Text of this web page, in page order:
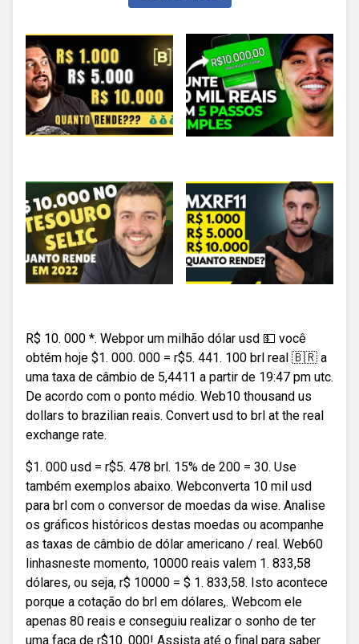
R$ 10. 000 *. Webpor um milhão dólar usd 💵 você
obtém hoje $1. 000. 000 = r$5. 441. 100 brl real 🇧🇷 a
uma taxa de câmbio de 5,4411 a partir de 19:47 pm utc.
De acordo com o ponto médio. Web10 thousand us
dollars to brazilian reais. Convert usd to brl at the real
exchange rate.
$1. 000 usd = r$5. 478 brl. 15% de 200 = 30. Use
também exemplos abaixo. Webconverta 10 mil usd
para brl com o conversor de moedas da wise. Analise
os gráficos históricos destas moedas ou acompanhe
as taxas de câmbio de dólar americano / real. Web60
linhasneste momento, 10000 reais valem 1. 833,58
dólares, ou seja, r$ 10000 = $ 1. 833,58. Isto acontece
porque a cotação do brl em dólares,. Webcom ele
apenas 80 reais e conseguiu realizar o sonho de ter
uma faca de r$10. 000! Assista até o final para saber